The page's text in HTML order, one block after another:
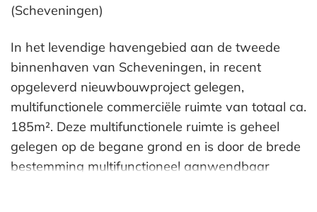
(Scheveningen)
In het levendige havengebied aan de tweede
binnenhaven van Scheveningen, in recent
opgeleverd nieuwbouwproject gelegen,
multifunctionele commerciële ruimte van totaal ca.
185m². Deze multifunctionele ruimte is geheel
gelegen op de begane grond en is door de brede
bestemming multifunctioneel aanwendbaar